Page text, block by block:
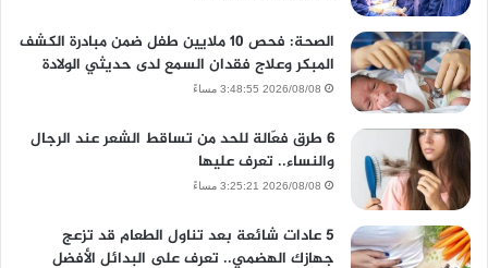
الصحة: فحص 10 ملايين طفل ضمن مبادرة الكشف
المبكر وعلاج فقدان السمع لدى حديثي الولادة
2026/08/08 3:48:55 مساءً
6 طرق فعّالة للحد من تساقط الشعر عند الرجال
والنساء.. تعرف عليها
2026/08/08 3:25:21 مساءً
5 عادات شائعة بعد تناول الطعام قد تزعج
جهازك الهضمي.. تعرف على البدائل الأفضل